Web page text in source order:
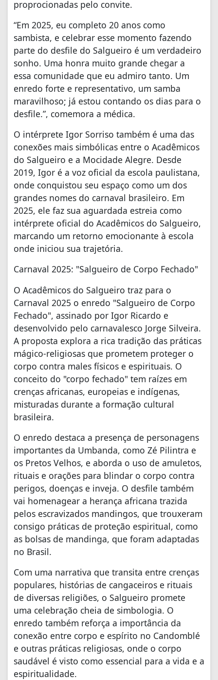
proprocionadas pelo convite.
“Em 2025, eu completo 20 anos como
sambista, e celebrar esse momento fazendo
parte do desfile do Salgueiro é um verdadeiro
sonho. Uma honra muito grande chegar a
essa comunidade que eu admiro tanto. Um
enredo forte e representativo, um samba
maravilhoso; já estou contando os dias para o
desfile.”, comemora a médica.
O intérprete Igor Sorriso também é uma das
conexões mais simbólicas entre o Acadêmicos
do Salgueiro e a Mocidade Alegre. Desde
2019, Igor é a voz oficial da escola paulistana,
onde conquistou seu espaço como um dos
grandes nomes do carnaval brasileiro. Em
2025, ele faz sua aguardada estreia como
intérprete oficial do Acadêmicos do Salgueiro,
marcando um retorno emocionante à escola
onde iniciou sua trajetória.
Carnaval 2025: "Salgueiro de Corpo Fechado"
O Acadêmicos do Salgueiro traz para o
Carnaval 2025 o enredo "Salgueiro de Corpo
Fechado", assinado por Igor Ricardo e
desenvolvido pelo carnavalesco Jorge Silveira.
A proposta explora a rica tradição das práticas
mágico-religiosas que prometem proteger o
corpo contra males físicos e espirituais. O
conceito do "corpo fechado" tem raízes em
crenças africanas, europeias e indígenas,
misturadas durante a formação cultural
brasileira.
O enredo destaca a presença de personagens
importantes da Umbanda, como Zé Pilintra e
os Pretos Velhos, e aborda o uso de amuletos,
rituais e orações para blindar o corpo contra
perigos, doenças e inveja. O desfile também
vai homenagear a herança africana trazida
pelos escravizados mandingos, que trouxeram
consigo práticas de proteção espiritual, como
as bolsas de mandinga, que foram adaptadas
no Brasil.
Com uma narrativa que transita entre crenças
populares, histórias de cangaceiros e rituais
de diversas religiões, o Salgueiro promete
uma celebração cheia de simbologia. O
enredo também reforça a importância da
conexão entre corpo e espírito no Candomblé
e outras práticas religiosas, onde o corpo
saudável é visto como essencial para a vida e a
espiritualidade.